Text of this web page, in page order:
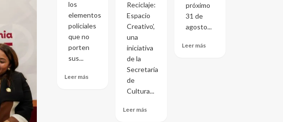
los
elementos
policiales
que no
porten
sus...
Leer más
Reciclaje:
Espacio
Creativo’,
una
iniciativa
de la
Secretaría
de
Cultura...
Leer más
próximo
31 de
agosto...
Leer más